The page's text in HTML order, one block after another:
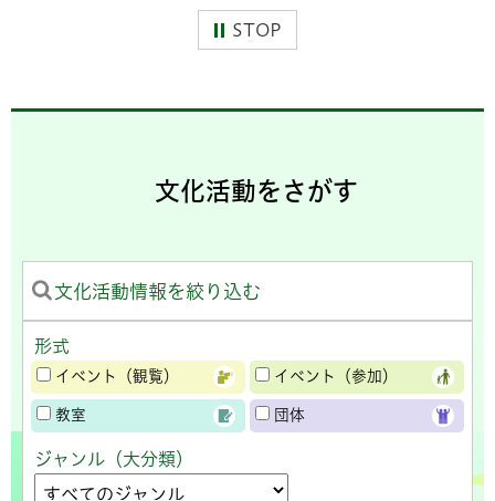
STOP
文化活動をさがす
文化活動情報を絞り込む
形式
イベント（観覧） イベント（参加）
教室 団体
ジャンル（大分類）